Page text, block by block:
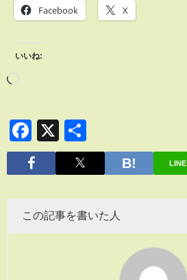
Facebook X
いいね:
Facebook
X
有
LINE
この記事を書いた人